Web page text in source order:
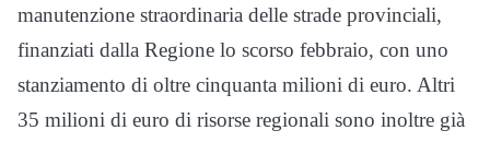
manutenzione straordinaria delle strade provinciali,
finanziati dalla Regione lo scorso febbraio, con uno
stanziamento di oltre cinquanta milioni di euro. Altri
35 milioni di euro di risorse regionali sono inoltre già